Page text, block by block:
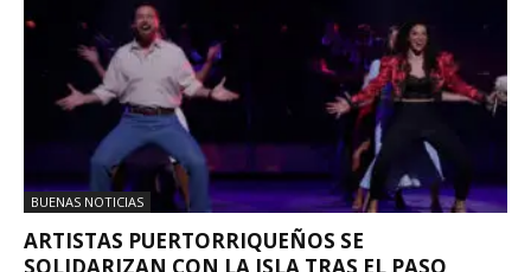
BUENAS NOTICIAS
ARTISTAS PUERTORRIQUEÑOS SE